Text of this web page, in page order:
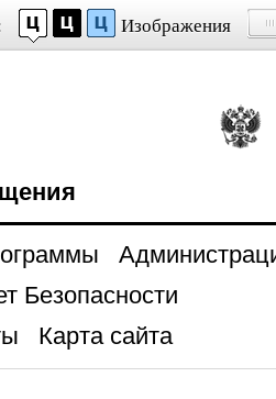
Изображения
Безопасности
Карта сайта